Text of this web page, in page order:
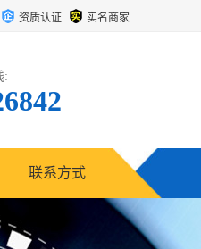
资质认证 实名商家
:
联系方式